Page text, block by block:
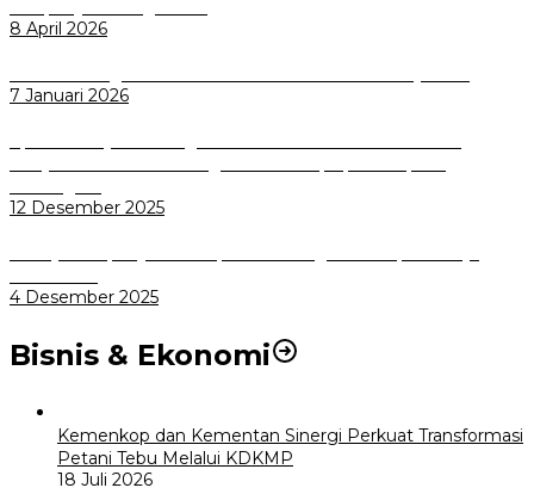
8 April 2026
7 Januari 2026
12 Desember 2025
4 Desember 2025
Bisnis & Ekonomi
Kemenkop dan Kementan Sinergi Perkuat Transformasi
Petani Tebu Melalui KDKMP
18 Juli 2026